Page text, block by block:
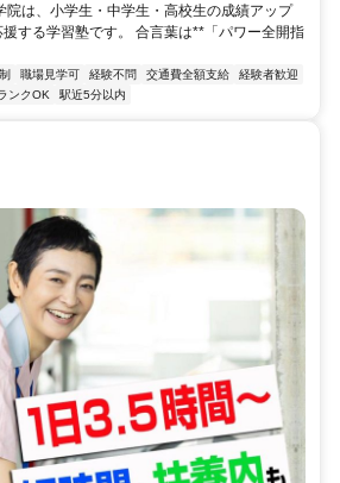
院は、小学生・中学生・高校生の成績アップ
する学習塾です。 合言葉は**「パワー全開指
職場見学可 経験不問 交通費全額支給
経験者歓迎
ンクOK 駅近5分以内